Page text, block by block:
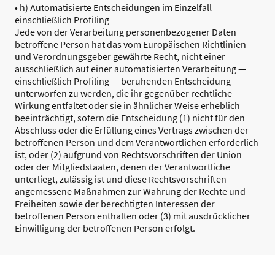
• h) Automatisierte Entscheidungen im Einzelfall
einschließlich Profiling
Jede von der Verarbeitung personenbezogener Daten
betroffene Person hat das vom Europäischen Richtlinien-
und Verordnungsgeber gewährte Recht, nicht einer
ausschließlich auf einer automatisierten Verarbeitung —
einschließlich Profiling — beruhenden Entscheidung
unterworfen zu werden, die ihr gegenüber rechtliche
Wirkung entfaltet oder sie in ähnlicher Weise erheblich
beeinträchtigt, sofern die Entscheidung (1) nicht für den
Abschluss oder die Erfüllung eines Vertrags zwischen der
betroffenen Person und dem Verantwortlichen erforderlich
ist, oder (2) aufgrund von Rechtsvorschriften der Union
oder der Mitgliedstaaten, denen der Verantwortliche
unterliegt, zulässig ist und diese Rechtsvorschriften
angemessene Maßnahmen zur Wahrung der Rechte und
Freiheiten sowie der berechtigten Interessen der
betroffenen Person enthalten oder (3) mit ausdrücklicher
Einwilligung der betroffenen Person erfolgt.